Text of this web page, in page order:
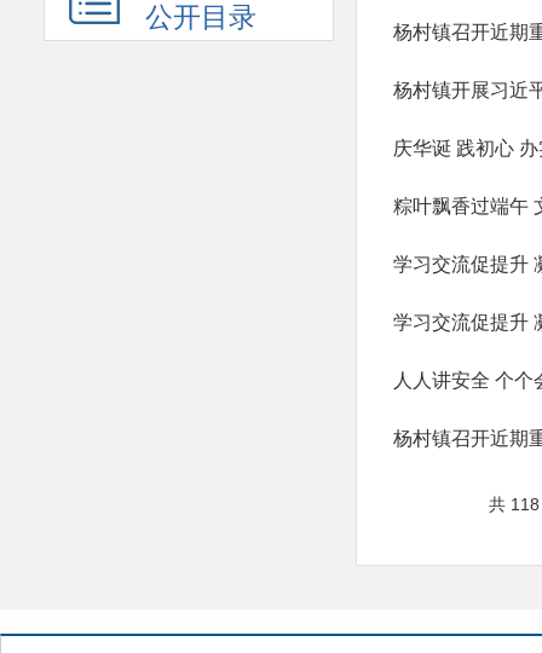
公开目录
杨村镇召开近期
杨村镇开展习近
庆华诞 践初心
人人讲安全 个
杨村镇召开近期
共